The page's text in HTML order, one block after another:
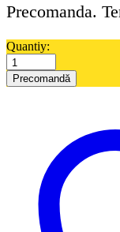
Precomanda.
Quantiy:
Precomandă